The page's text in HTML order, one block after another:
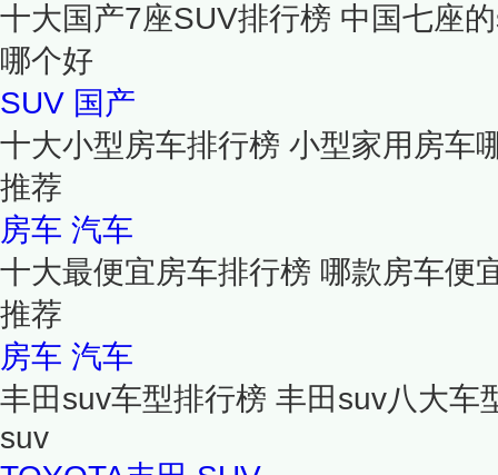
十大国产7座SUV排行榜 中国七座
哪个好
SUV 国产
十大小型房车排行榜 小型家用房车
推荐
房车 汽车
十大最便宜房车排行榜 哪款房车便
推荐
房车 汽车
丰田suv车型排行榜 丰田suv八大车
suv